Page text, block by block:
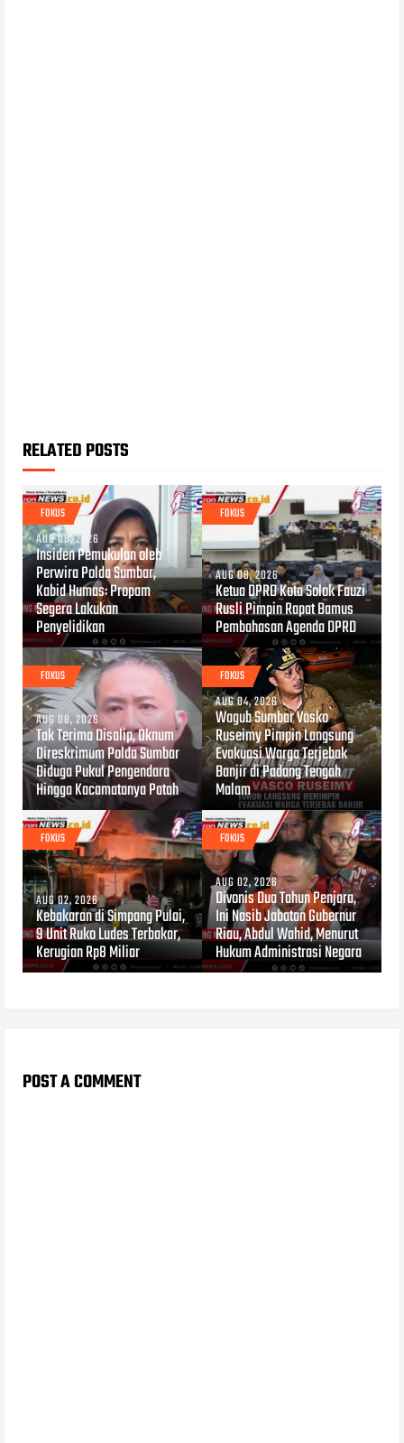
RELATED POSTS
FOKUS
AUG 08, 2026
Insiden Pemukulan oleh
Perwira Polda Sumbar,
Kabid Humas: Propam
Segera Lakukan
Penyelidikan
FOKUS
AUG 08, 2026
Ketua DPRD Kota Solok Fauzi
Rusli Pimpin Rapat Bamus
Pembahasan Agenda DPRD
FOKUS
AUG 08, 2026
Tak Terima Disalip, Oknum
Direskrimum Polda Sumbar
Diduga Pukul Pengendara
Hingga Kacamatanya Patah
FOKUS
AUG 04, 2026
Wagub Sumbar Vasko
Ruseimy Pimpin Langsung
Evakuasi Warga Terjebak
Banjir di Padang Tengah
Malam
FOKUS
AUG 02, 2026
Kebakaran di Simpang Pulai,
9 Unit Ruko Ludes Terbakar,
Kerugian Rp8 Miliar
FOKUS
AUG 02, 2026
Divonis Dua Tahun Penjara,
Ini Nasib Jabatan Gubernur
Riau, Abdul Wahid, Menurut
Hukum Administrasi Negara
POST A COMMENT